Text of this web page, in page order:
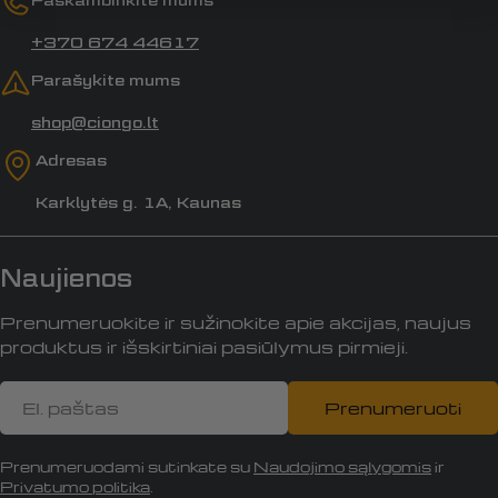
+370 674 44617
Parašykite mums
shop@ciongo.lt
Adresas
Karklytės g. 1A, Kaunas
Naujienos
Prenumeruokite ir sužinokite apie akcijas, naujus
produktus ir išskirtiniai pasiūlymus pirmieji.
El.
paštas
Prenumeruoti
Prenumeruodami sutinkate su Naudojimo sąlygomis ir
Privatumo politika